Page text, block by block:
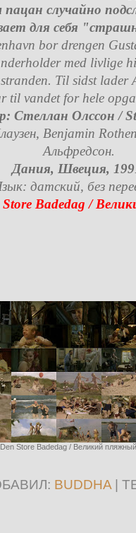
случайно
для себя
bor drengen
med livlige
Til sidst lader
til vandet for hele
Стеллан Олссон /
Benjamin
Альфредсон.
Дания, Швеция,
датский, без
Badedag /
Den Store Badedag / Великий
: BUDDHA